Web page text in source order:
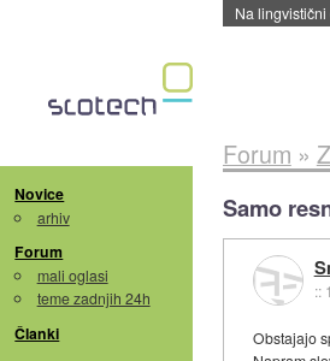
Na
Novice
arhiv
Forum
mali oglasi
teme zadnjih 24h
Članki
Forum »
Samo
::
Obstajajo